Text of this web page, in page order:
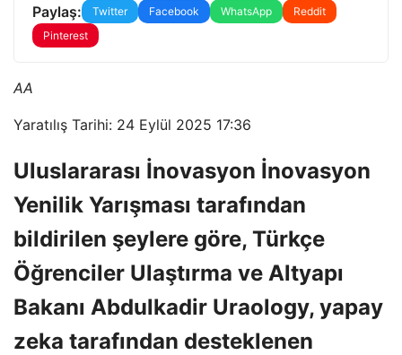
Paylaş: Twitter Facebook WhatsApp
Reddit
Pinterest
AA
Yaratılış Tarihi: 24 Eylül 2025 17:36
Uluslararası İnovasyon İnovasyon
Yenilik Yarışması tarafından
bildirilen şeylere göre, Türkçe
Öğrenciler Ulaştırma ve Altyapı
Bakanı Abdulkadir Uraology, yapay
zeka tarafından desteklenen